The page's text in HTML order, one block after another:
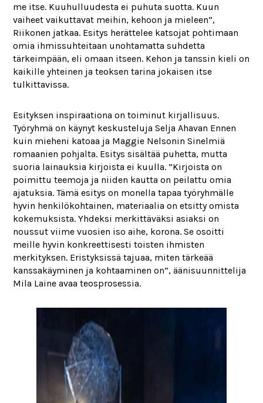
me itse. Kuuhulluudesta ei puhuta suotta. Kuun
vaiheet vaikuttavat meihin, kehoon ja mieleen”,
Riikonen jatkaa. Esitys herättelee katsojat pohtimaan
omia ihmissuhteitaan unohtamatta suhdetta
tärkeimpään, eli omaan itseen. Kehon ja tanssin kieli on
kaikille yhteinen ja teoksen tarina jokaisen itse
tulkittavissa.
Esityksen inspiraationa on toiminut kirjallisuus.
Työryhmä on käynyt keskusteluja Selja Ahavan Ennen
kuin mieheni katoaa ja Maggie Nelsonin Sinelmiä
romaanien pohjalta. Esitys sisältää puhetta, mutta
suoria lainauksia kirjoista ei kuulla. ”Kirjoista on
poimittu teemoja ja niiden kautta on peilattu omia
ajatuksia. Tämä esitys on monella tapaa työryhmälle
hyvin henkilökohtainen, materiaalia on etsitty omista
kokemuksista. Yhdeksi merkittäväksi asiaksi on
noussut viime vuosien iso aihe, korona. Se osoitti
meille hyvin konkreettisesti toisten ihmisten
merkityksen. Eristyksissä tajuaa, miten tärkeää
kanssakäyminen ja kohtaaminen on”, äänisuunnittelija
Mila Laine avaa teosprosessia.